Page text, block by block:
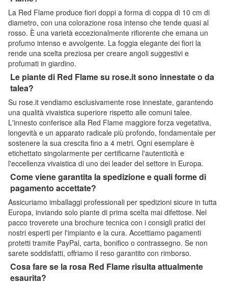
La Red Flame produce fiori doppi a forma di coppa di 10 cm di
diametro, con una colorazione rosa intenso che tende quasi al
rosso. È una varietà eccezionalmente rifiorente che emana un
profumo intenso e avvolgente. La foggia elegante dei fiori la
rende una scelta preziosa per creare angoli suggestivi e
profumati in giardino.
Le piante di Red Flame su rose.it sono innestate o da
talea?
Su rose.it vendiamo esclusivamente rose innestate, garantendo
una qualità vivaistica superiore rispetto alle comuni talee.
L'innesto conferisce alla Red Flame maggiore forza vegetativa,
longevità e un apparato radicale più profondo, fondamentale per
sostenere la sua crescita fino a 4 metri. Ogni esemplare è
etichettato singolarmente per certificarne l'autenticità e
l'eccellenza vivaistica di uno dei leader del settore in Europa.
Come viene garantita la spedizione e quali forme di
pagamento accettate?
Assicuriamo imballaggi professionali per spedizioni sicure in tutta
Europa, inviando solo piante di prima scelta mai difettose. Nel
pacco troverete una brochure tecnica con i consigli pratici dei
nostri esperti per l'impianto e la cura. Accettiamo pagamenti
protetti tramite PayPal, carta, bonifico o contrassegno. Se non
sarete soddisfatti, offriamo il reso garantito con rimborso.
Cosa fare se la rosa Red Flame risulta attualmente
esaurita?